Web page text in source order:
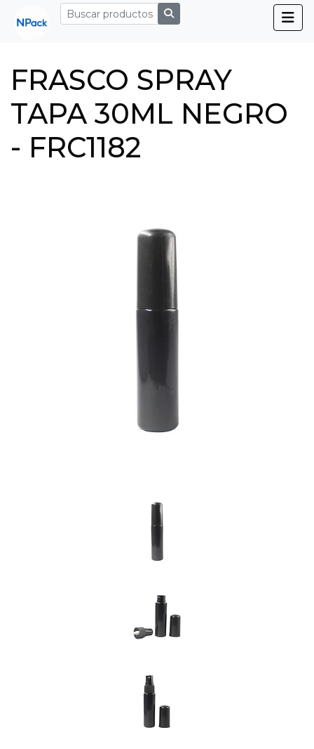
FRASCO SPRAY
TAPA 30ML NEGRO
- FRC1182